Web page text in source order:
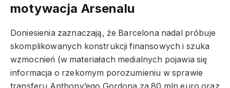
motywacja Arsenalu
Doniesienia zaznaczają, że Barcelona nadal próbuje
skomplikowanych konstrukcji finansowych i szuka
wzmocnień (w materiałach medialnych pojawia się
informacja o rzekomym porozumieniu w sprawie
transferu Anthony’ego Gordona za 80 mln euro oraz